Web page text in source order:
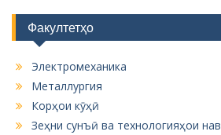
Факултетҳо
Электромеханика
Металлургия
Корҳои кӯҳӣ
Зеҳни сунъӣ ва технологияҳои нав